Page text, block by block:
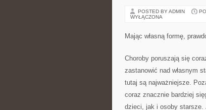
POSTED BY ADMIN
WYŁĄCZONA
Mając własną formę,
Choroby poruszają się
zastanowić nad własnym
tutaj są najważniejsze.
coraz znacznie bardziej
dzieci, jak i osoby starsze.